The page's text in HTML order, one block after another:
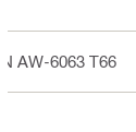
EN AW-6063 T66